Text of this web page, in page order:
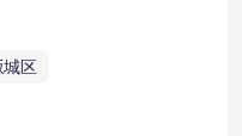
城区